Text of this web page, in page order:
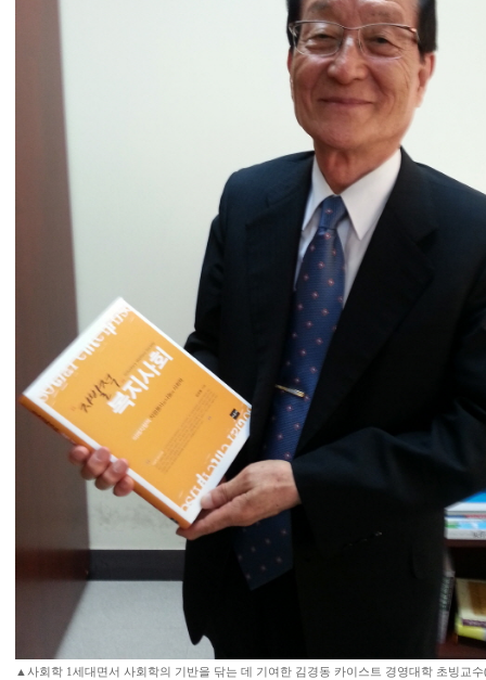
▲사회학 1세대면서 사회학의 기반을 닦는 데 기여한 김경동 카이스트 경영대학 초빙교